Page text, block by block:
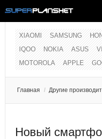
XIAOMI SAMSUNG
IQOO
NOKIA ASUS
MOTOROLA
APPLE
Главная / Другие
Новый